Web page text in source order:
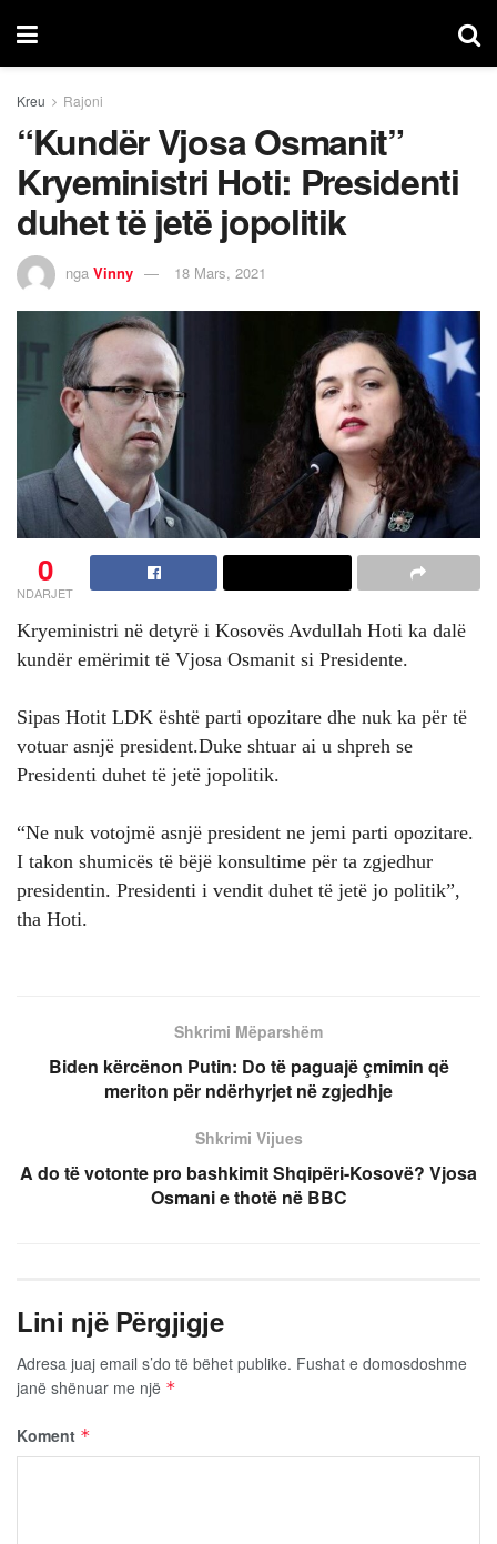
Kreu Rajoni
“Kundër Vjosa Osmanit”
Kryeministri Hoti: Presidenti
duhet të jetë jopolitik
nga Vinny 18 Mars, 2021
0
NDARJET
Kryeministri në detyrë i Kosovës Avdullah Hoti ka dalë
kundër emërimit të Vjosa Osmanit si Presidente.
Sipas Hotit LDK është parti opozitare dhe nuk ka për të
votuar asnjë president.Duke shtuar ai u shpreh se
Presidenti duhet të jetë jopolitik.
“Ne nuk votojmë asnjë president ne jemi parti opozitare.
I takon shumicës të bëjë konsultime për ta zgjedhur
presidentin. Presidenti i vendit duhet të jetë jo politik”,
tha Hoti.
Shkrimi Mëparshëm
Biden kërcënon Putin: Do të paguajë çmimin që
meriton për ndërhyrjet në zgjedhje
Shkrimi Vijues
A do të votonte pro bashkimit Shqipëri-Kosovë? Vjosa
Osmani e thotë në BBC
Lini një Përgjigje
Adresa juaj email s’do të bëhet publike. Fushat e domosdoshme
janë shënuar me një *
Koment *